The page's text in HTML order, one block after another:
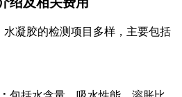
水凝胶的检测项目多样，主要包括